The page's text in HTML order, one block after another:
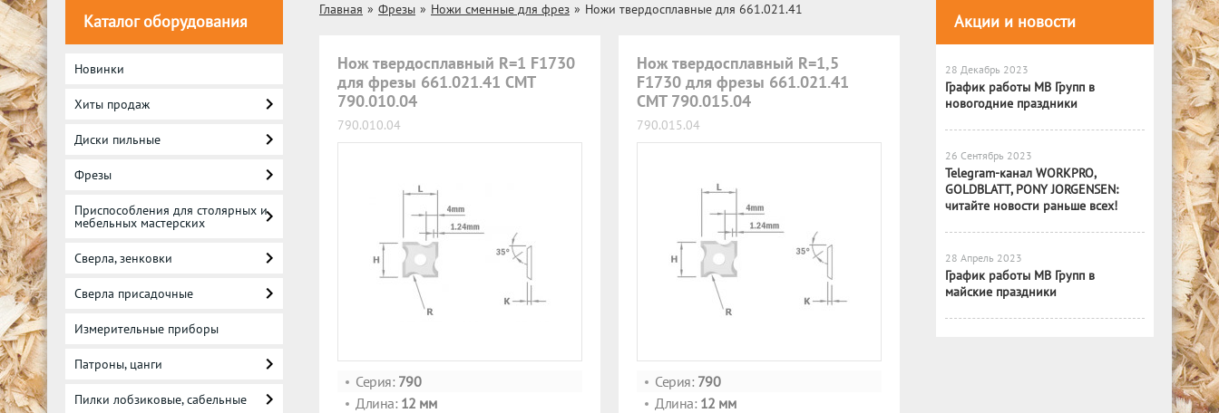
Каталог оборудования
Новинки
Хиты продаж
Диски пильные
Фрезы
Приспособления для столярных и
мебельных мастерских
Сверла, зенковки
Сверла присадочные
Измерительные приборы
Патроны, цанги
Пилки лобзиковые, сабельные
Главная » Фрезы » Ножи сменные для фрез » Ножи твердосплавные для 661.021.41
Нож твердосплавный R=1 F1730
для фрезы 661.021.41 CMT
790.010.04
790.010.04
Серия: 790
Длина: 12 мм
Нож твердосплавный R=1,5
F1730 для фрезы 661.021.41
CMT 790.015.04
790.015.04
Серия: 790
Длина: 12 мм
Акции и новости
28 Декабрь 2023
График работы МВ Групп в
новогодние праздники
26 Сентябрь 2023
Telegram-канал WORKPRO,
GOLDBLATT, PONY JORGENSEN:
читайте новости раньше всех!
28 Апрель 2023
График работы МВ Групп в
майские праздники